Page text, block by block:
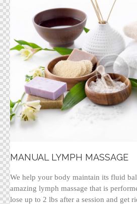
MANUAL LYMPH MASSAGE
We help your body maintain its fluid
amazing lymph massage that is
lose up to 2 lbs after a session and get